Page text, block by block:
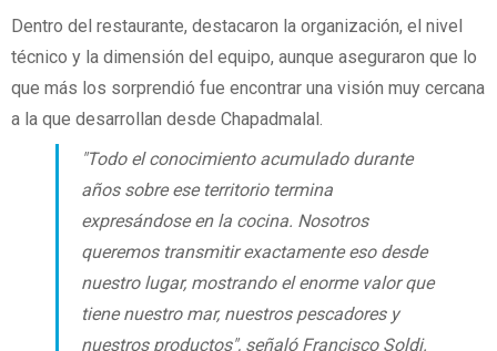
Dentro del restaurante, destacaron la organización, el nivel
técnico y la dimensión del equipo, aunque aseguraron que lo
que más los sorprendió fue encontrar una visión muy cercana
a la que desarrollan desde Chapadmalal.
"Todo el conocimiento acumulado durante
años sobre ese territorio termina
expresándose en la cocina. Nosotros
queremos transmitir exactamente eso desde
nuestro lugar, mostrando el enorme valor que
tiene nuestro mar, nuestros pescadores y
nuestros productos", señaló Francisco Soldi.